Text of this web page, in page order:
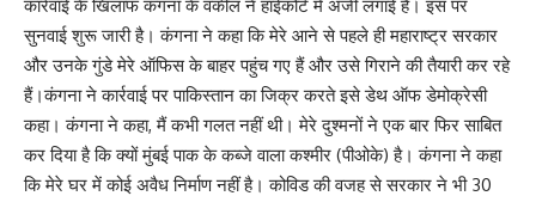
कार्रवाई के खिलाफ कंगना के वकील ने हाईकोर्ट में अर्जी लगाई है। इस पर
सुनवाई शुरू जारी है। कंगना ने कहा कि मेरे आने से पहले ही महाराष्ट्र सरकार
और उनके गुंडे मेरे ऑफिस के बाहर पहुंच गए हैं और उसे गिराने की तैयारी कर रहे
हैं।कंगना ने कार्रवाई पर पाकिस्तान का जिक्र करते इसे डेथ ऑफ डेमोक्रेसी
कहा। कंगना ने कहा, मैं कभी गलत नहीं थी। मेरे दुश्मनों ने एक बार फिर साबित
कर दिया है कि क्यों मुंबई पाक के कब्जे वाला कश्मीर (पीओके) है। कंगना ने कहा
कि मेरे घर में कोई अवैध निर्माण नहीं है। कोविड की वजह से सरकार ने भी 30